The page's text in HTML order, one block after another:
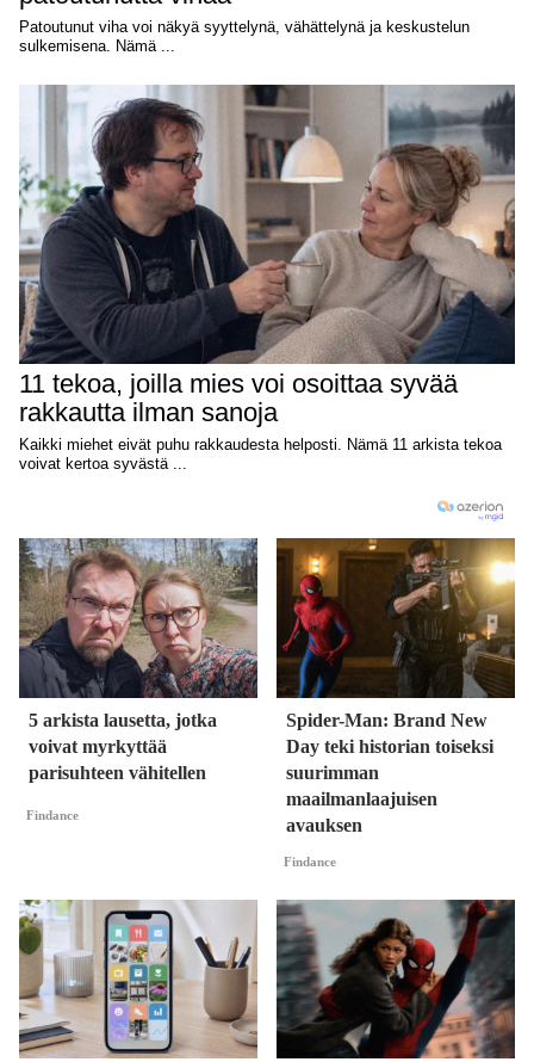
5 arkista lausetta, jotka
voivat myrkyttää
parisuhteen vähitellen
Findance
Spider-Man: Brand New
Day teki historian toiseksi
suurimman
maailmanlaajuisen
avauksen
Findance